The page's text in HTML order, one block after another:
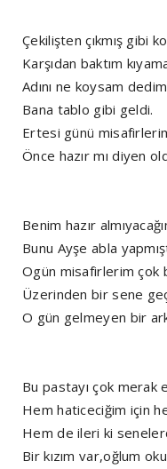
Çekilişten çıkmış gibi
Karşıdan baktım
Adını ne koysam
Bana tablo gibi geldi.
Ertesi günü
Önce hazır mı diyen
Benim hazır
Bunu Ayşe abla
Ogün misafirlerim çok
Üzerinden bir sene
O gün gelmeyen bir
Bu pastayı çok merak
Hem haticeciğim için
Hem de ileri ki
Bir kızım var,oğlum